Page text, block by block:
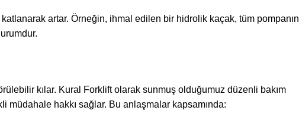
artar. Örneğin, ihmal edilen bir hidrolik kaçak, tüm pompanın
kılar. Kural Forklift olarak sunmuş olduğumuz düzenli bakım
müdahale hakkı sağlar. Bu anlaşmalar kapsamında: